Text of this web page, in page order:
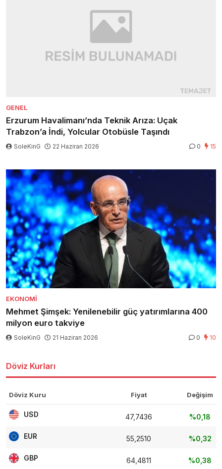
GENEL
Erzurum Havalimanı’nda Teknik Arıza: Uçak
Trabzon’a İndi, Yolcular Otobüsle Taşındı
SoleKinG 22 Haziran 2026 0 15
EKONOMI
Mehmet Şimşek: Yenilenebilir güç yatırımlarına 400
milyon euro takviye
SoleKinG 21 Haziran 2026 0 10
Döviz Kurları
Döviz Kuru Fiyat Değişim
USD 47,7436 %0,18
EUR 55,2510 %0,32
GBP 64,4811 %0,38